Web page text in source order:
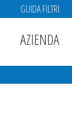
GUIDA FILTRI
AZIENDA